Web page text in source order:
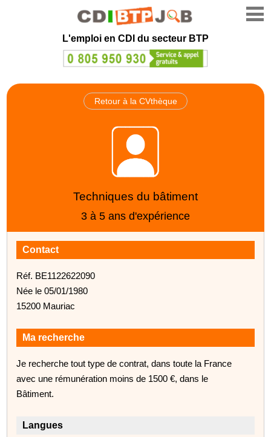
L'emploi en CDI du secteur BTP
Retour à la CVthèque
Techniques du bâtiment
3 à 5 ans d'expérience
Contact
Réf. BE1122622090
Née le 05/01/1980
15200 Mauriac
Ma recherche
Je recherche tout type de contrat, dans toute la France
avec une rémunération moins de 1500 €, dans le
Bâtiment.
Langues